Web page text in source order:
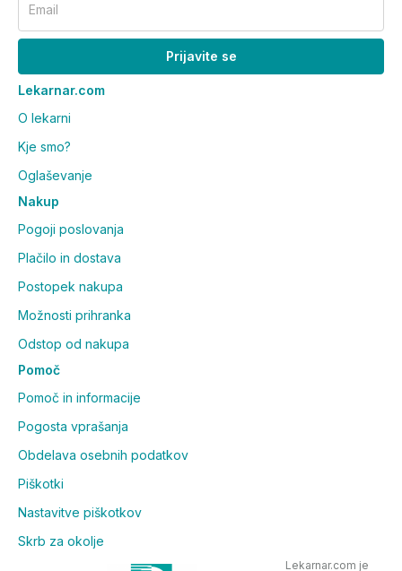
Email
Prijavite se
Lekarnar.com
O lekarni
Kje smo?
Oglaševanje
Nakup
Pogoji poslovanja
Plačilo in dostava
Postopek nakupa
Možnosti prihranka
Odstop od nakupa
Pomoč
Pomoč in informacije
Pogosta vprašanja
Obdelava osebnih podatkov
Piškotki
Nastavitve piškotkov
Skrb za okolje
Lekarnar.com je